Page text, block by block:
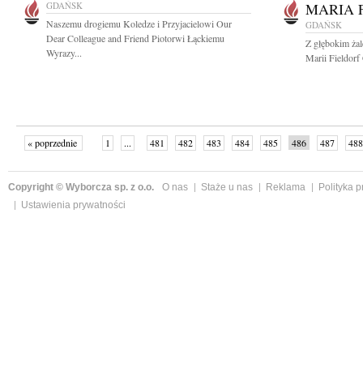
GDAŃSK
Naszemu drogiemu Koledze i Przyjacielowi Our
Dear Colleague and Friend Piotorwi Łąckiemu
Wyrazy...
MARIA
GDAŃSK
Z głębokim
Marii Fieldorf
« poprzednie 1 ... 481 482 483 484 485 486 487
488
Copyright © Wyborcza sp. z o.o. O nas Staże u nas Reklama
Polityka
Ustawienia prywatności